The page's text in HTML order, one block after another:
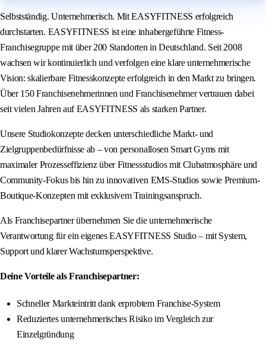
Selbstständig. Unternehmerisch. Mit EASYFITNESS erfolgreich
durchstarten. EASYFITNESS ist eine inhabergeführte Fitness-
Franchisegruppe mit über 200 Standorten in Deutschland. Seit 2008
wachsen wir kontinuierlich und verfolgen eine klare unternehmerische
Vision: skalierbare Fitnesskonzepte erfolgreich in den Markt zu bringen.
Über 150 Franchisenehmerinnen und Franchisenehmer vertrauen dabei
seit vielen Jahren auf EASYFITNESS als starken Partner.
Unsere Studiokonzepte decken unterschiedliche Markt- und
Zielgruppenbedürfnisse ab – von personallosen Smart Gyms mit
maximaler Prozesseffizienz über Fitnessstudios mit Clubatmosphäre und
Community-Fokus bis hin zu innovativen EMS-Studios sowie Premium-
Boutique-Konzepten mit exklusivem Trainingsanspruch.
Als Franchisepartner übernehmen Sie die unternehmerische
Verantwortung für ein eigenes EASYFITNESS Studio – mit System,
Support und klarer Wachstumsperspektive.
Deine Vorteile als Franchisepartner:
Schneller Markteintritt dank erprobtem Franchise-System
Reduziertes unternehmerisches Risiko im Vergleich zur
Einzelgründung